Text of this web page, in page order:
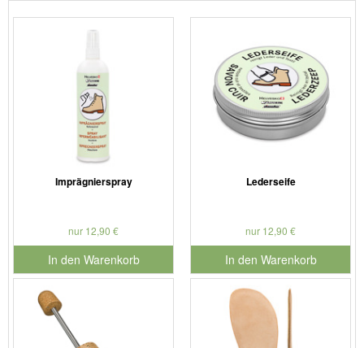
Imprägnierspray
nur 12,90 €
In den Warenkorb
für Produktnummer 901126
Lederseife
nur 12,90 €
In den Warenkorb
für Produktnummer 901127